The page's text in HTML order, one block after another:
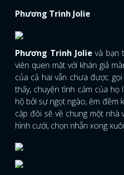
Phương Trinh Jolie
Phương Trinh Jolievà bạn
viên quen mặt với khán giả
của cả hai vẫn chưa được
thấy, chuyện tình cảm của họ
hộ bởi sự ngọt ngào, êm đềm
cặp đôi sẽ về chung một nhà
hình cưới, chọn nhẫn xong